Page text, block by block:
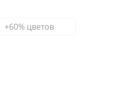
+60% цветов